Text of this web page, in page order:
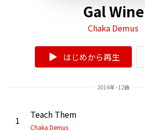
Gal Wine
Chaka Demus
はじめから再生
2016年 - 12曲
1 Teach Them
Chaka Demus